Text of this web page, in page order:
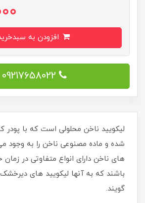
09217658022
لیکویید ناخن محلولی است که با
شده و ماده مصنوعی ناخن را به وجود
های ناخن دارای انواع متفاوتی در
باشند که به آنها لیکویید های
گویند.